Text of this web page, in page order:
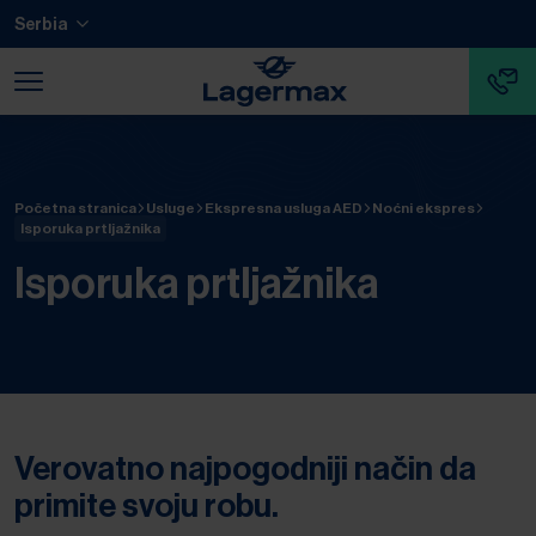
Pređi na glavni sadržaj
Skoči na podnožje
Serbia
Skočite na početak navigacije
Početna stranica Usluge Ekspresna usluga AED
Noćni ekspres
Isporuka prtljažnika
Isporuka prtljažnika
Verovatno najpogodniji način da
primite svoju robu.